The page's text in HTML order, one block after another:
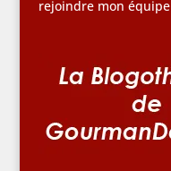
rejoindre mon équipe